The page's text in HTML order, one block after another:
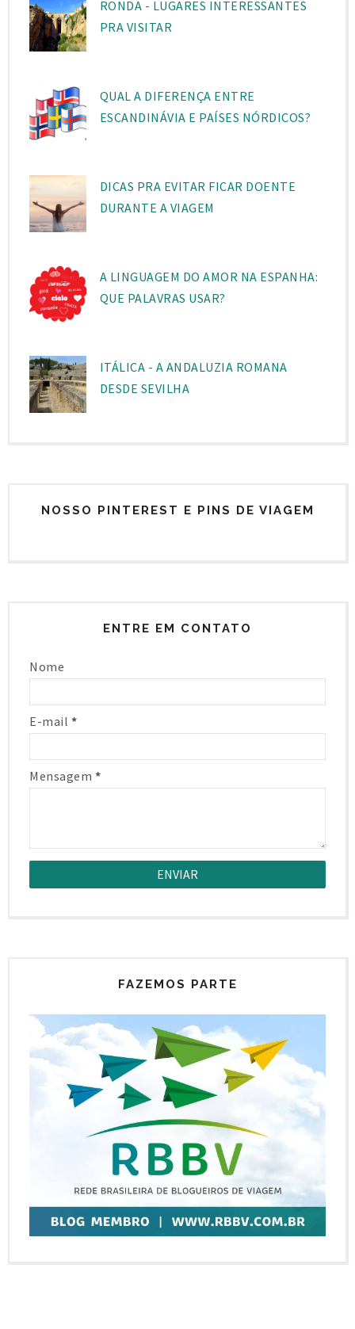
RONDA - LUGARES INTERESSANTES
PRA VISITAR
QUAL A DIFERENÇA ENTRE
ESCANDINÁVIA E PAÍSES NÓRDICOS?
DICAS PRA EVITAR FICAR DOENTE
DURANTE A VIAGEM
A LINGUAGEM DO AMOR NA ESPANHA:
QUE PALAVRAS USAR?
ITÁLICA - A ANDALUZIA ROMANA
DESDE SEVILHA
NOSSO PINTEREST E PINS DE VIAGEM
ENTRE EM CONTATO
Nome
E-mail *
Mensagem *
FAZEMOS PARTE